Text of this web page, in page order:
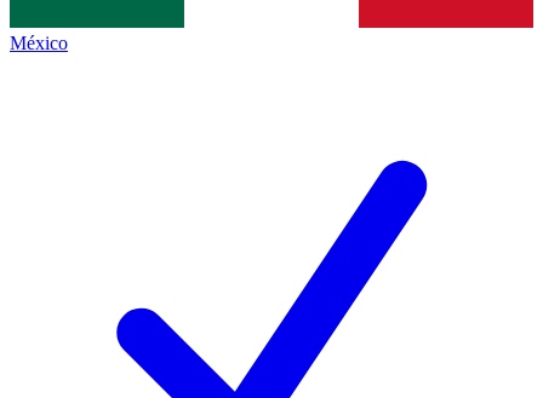
México